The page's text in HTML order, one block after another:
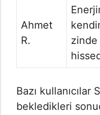
Ahmet
R.
zinde
Bazı kullanıcılar
bekledikleri